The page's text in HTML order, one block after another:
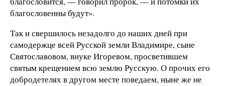
благословенны будут».
Так и свершилось незадолго до наших дней при
самодержце всей Русской земли Владимире, сыне
Святославовом, внуке Игоревом, просветившем
святым крещением всю землю Русскую. О прочих его
добродетелях в другом месте поведаем, ныне же не